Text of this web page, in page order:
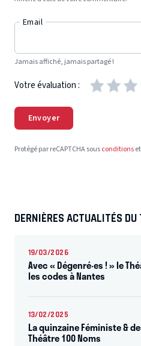
Email
Jamais affiché, jamais partagé !
Votre évaluation :
Envoyer
Protégé par reCAPTCHA sousconditions
DERNIÈRES ACTUALITÉS
19/03/2026
Avec « Dégenré·es ! » le
les codes à Nantes
13/02/2025
La quinzaine Féministe &
Théâtre 100 Noms